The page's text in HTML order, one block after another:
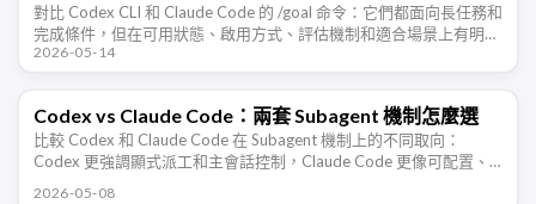
對比 Codex CLI 和 Claude Code 的 /goal 命令：它們都面向長任務和
完成條件，但在可用狀態、啟用方式、評估機制和適合場景上有明顯
差異。
2026-05-14
Codex vs Claude Code：兩套 Subagent 機制怎麼選
比較 Codex 和 Claude Code 在 Subagent 機制上的不同取向：
Codex 更強調顯式派工和主會話控制，Claude Code 更像可配置、
2026-05-08